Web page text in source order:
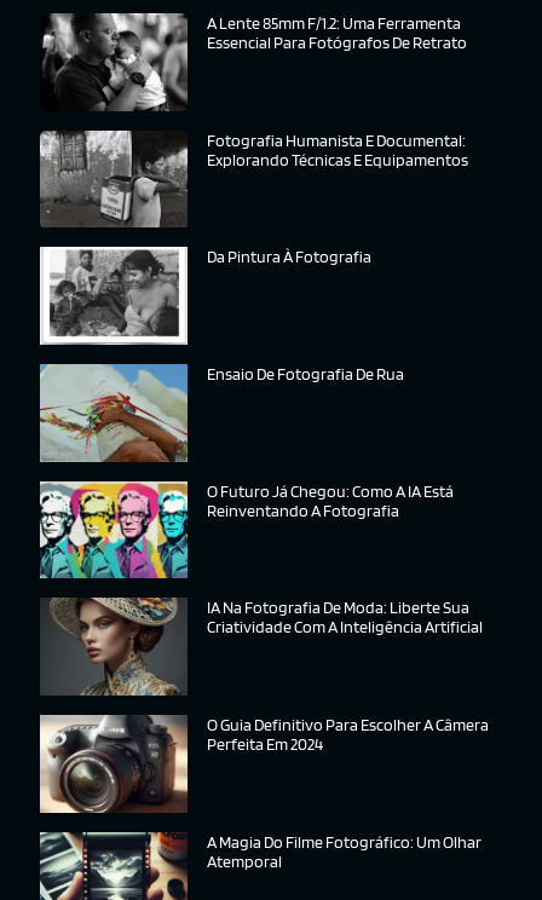
A Lente 85mm F/1.2: Uma Ferramenta
Essencial Para Fotógrafos De Retrato
Fotografia Humanista E Documental:
Explorando Técnicas E Equipamentos
Da Pintura À Fotografia
Ensaio De Fotografia De Rua
O Futuro Já Chegou: Como A IA Está
Reinventando A Fotografia
IA Na Fotografia De Moda: Liberte Sua
Criatividade Com A Inteligência Artificial
O Guia Definitivo Para Escolher A Câmera
Perfeita Em 2024
A Magia Do Filme Fotográfico: Um Olhar
Atemporal